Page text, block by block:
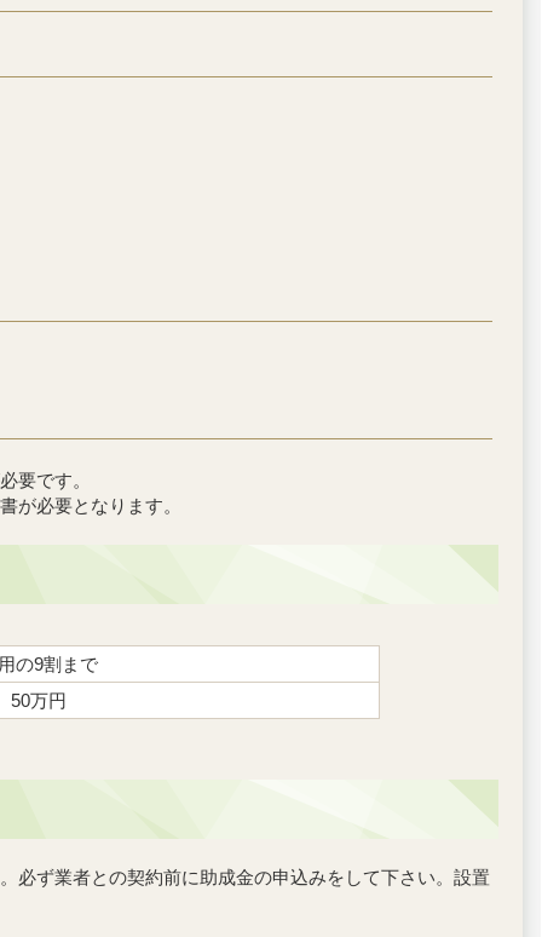
要です。
が必要となります。
の9割まで
50万円
ず業者との契約前に助成金の申込みをして下さい。設置